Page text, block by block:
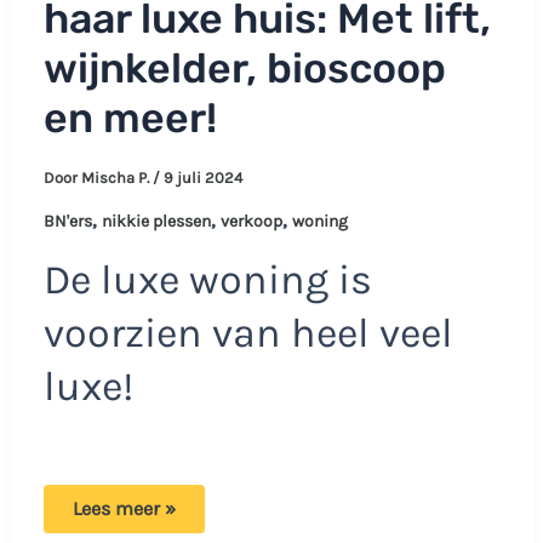
haar luxe huis: Met lift,
wijnkelder, bioscoop
en meer!
Door Mischa P. / 9 juli 2024
BN'ers, nikkie plessen, verkoop, woning
De luxe woning is
voorzien van heel veel
luxe!
Nikki
Lees meer »